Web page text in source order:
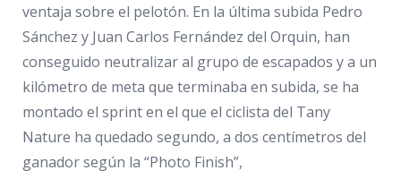
ventaja sobre el pelotón. En la última subida Pedro
Sánchez y Juan Carlos Fernández del Orquin, han
conseguido neutralizar al grupo de escapados y a un
kilómetro de meta que terminaba en subida, se ha
montado el sprint en el que el ciclista del Tany
Nature ha quedado segundo, a dos centímetros del
ganador según la “Photo Finish”,